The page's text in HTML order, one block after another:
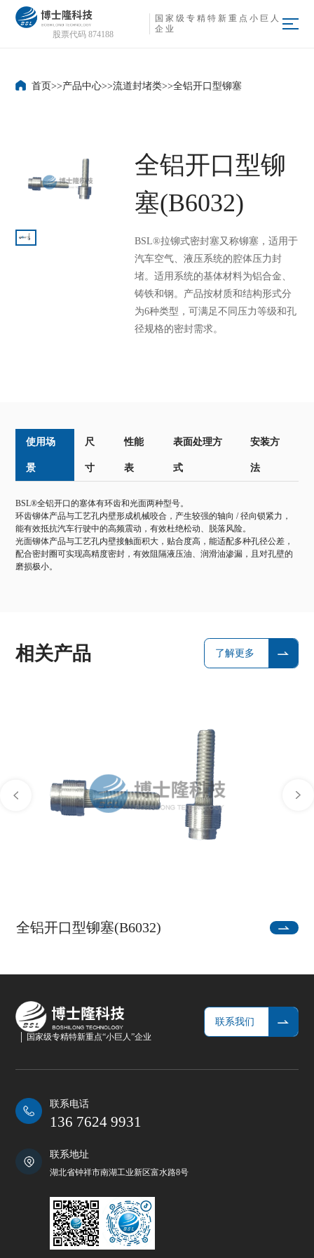
股票代码 874188
国 家 级 专 精 特 新 重 点 小 巨 人
企 业
首页>>产品中心>>流道封堵类>>全铝开口型铆塞
全铝开口型铆
塞(B6032)
BSL®拉铆式密封塞又称铆塞，适用于
汽车空气、液压系统的腔体压力封
堵。适用系统的基体材料为铝合金、
铸铁和钢。产品按材质和结构形式分
为6种类型，可满足不同压力等级和孔
径规格的密封需求。
使用场
景
尺
寸
性能
表
表面处理方
式
安装方
法
BSL®全铝开口的塞体有环齿和光面两种型号。
环齿铆体产品与工艺孔内壁形成机械咬合，产生较强的轴向 / 径向锁紧力，
能有效抵抗汽车行驶中的高频震动，有效杜绝松动、脱落风险。
光面铆体产品与工艺孔内壁接触面积大，贴合度高，能适配多种孔径公差，
配合密封圈可实现高精度密封，有效阻隔液压油、润滑油渗漏，且对孔壁的
磨损极小。
相关产品 了解更多
全铝开口型铆塞(B6032)
国家级专精特新重点“小巨人”企业
联系我们
联系电话
136 7624 9931
联系地址
湖北省钟祥市南湖工业新区富水路8号